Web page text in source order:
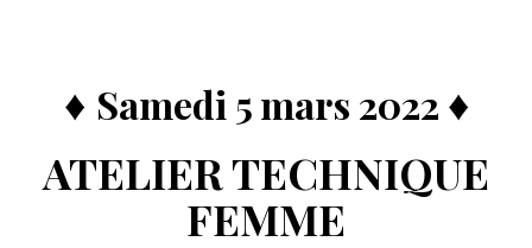
♦ Samedi 5 mars 2022 ♦
ATELIER TECHNIQUE
FEMME